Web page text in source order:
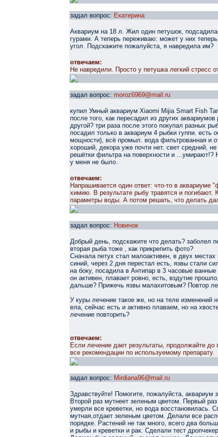
задал вопрос: Екатерина
Аквариум на 18 л. Жил один петушок,
гурами. А теперь переживаю: может у них
угол. Подскажите пожалуйста, я навредила им?
отвечаем:
Не навредили. Просто у петушка легкий стресс
задал вопрос: moroz6969@mail.ru
купил Умный аквариум Xiaomi Mijia Smart Fish
после того, как пересадил из других
другой? три раза после этого покупал разных
посадил только в аквариум 4 рыбки гуппи. есть
мощности), всё промыл. вода фильтрованная и
хороший, декора уже почти нет. свет средний,
решётки фильтра на поверхности и ...умирают!?
у меня не было.
отвечаем:
Напрашивается один ответ: что-то в аквариуме
химию. В результате рыбу травятся и погибают.
параметры воды. А потом решать, что делать
задал вопрос: Новичок
Добрый день, подскажите что делать? заболел
вторая рыба тоже , как прикрепить фото?
Сначала петух стал малоактивен, в двух
синий, через 2 дня перестал есть, язвы стали
на боку, посадила в Антипар в 3 часовые
он активен, плавает ровно, есть, вздутие
дальше? Прижечь язвы малахитовым? Повтор
У куры лечение такое же, но на теле изменений
ела, сейчас есть и активно плаваем, но на
лечение повторить?
отвечаем:
Если лечение дает результаты, продолжайте
все рекомендации по используемому препарату.
задал вопрос: Mirdiana96@mail.ru
Здравствуйте! Помогите, пожалуйста, аквариум
Второй раз мутнеет зеленым цветом. Первый
умерли все креветки, но вода восстановилась.
мутная,отдает зеленым цветом. Делали все
порядке. Растений не так много, всего два
и рыбы и креветки и рак. Сделали тест